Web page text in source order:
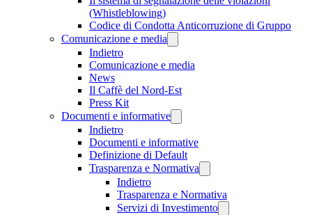
(Whistleblowing)
Codice di Condotta Anticorruzione di Gruppo
Comunicazione e media
Indietro
Comunicazione e media
News
Il Caffè del Nord-Est
Press Kit
Documenti e informative
Indietro
Documenti e informative
Definizione di Default
Trasparenza e Normativa
Indietro
Trasparenza e Normativa
Servizi di Investimento